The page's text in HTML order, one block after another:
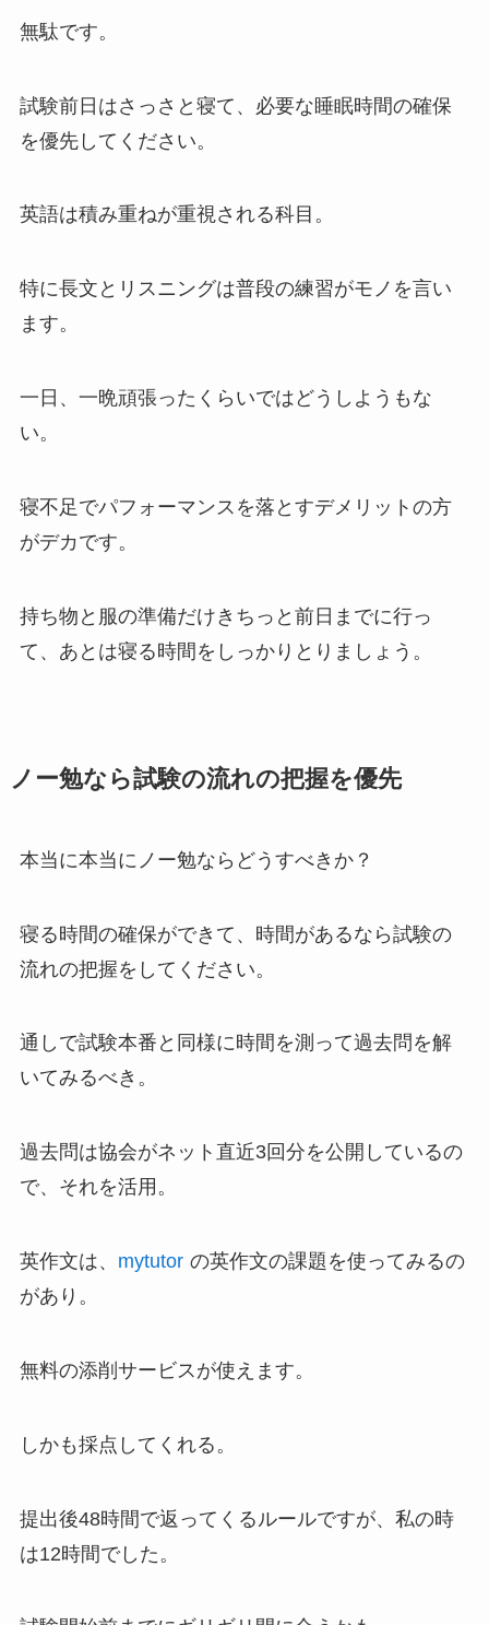
無駄です。
試験前日はさっさと寝て、必要な睡眠時間の確保
を優先してください。
英語は積み重ねが重視される科目。
特に長文とリスニングは普段の練習がモノを言い
ます。
一日、一晩頑張ったくらいではどうしようもな
い。
寝不足でパフォーマンスを落とすデメリットの方
がデカです。
持ち物と服の準備だけきちっと前日までに行っ
て、あとは寝る時間をしっかりとりましょう。
ノー勉なら試験の流れの把握を優先
本当に本当にノー勉ならどうすべきか？
寝る時間の確保ができて、時間があるなら試験の
流れの把握をしてください。
通しで試験本番と同様に時間を測って過去問を解
いてみるべき。
過去問は協会がネット直近3回分を公開しているの
で、それを活用。
英作文は、 mytutor の英作文の課題を使ってみるの
があり。
無料の添削サービスが使えます。
しかも採点してくれる。
提出後48時間で返ってくるルールですが、私の時
は12時間でした。